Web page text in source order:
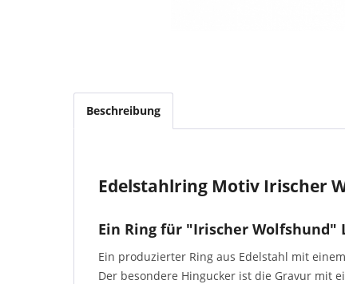
Beschreibung
Edelstahlring Motiv Irischer
Ein Ring für "Irischer Wolfshund"
Ein produzierter Ring aus Edelstahl mit
Der besondere Hingucker ist die Gravur mit